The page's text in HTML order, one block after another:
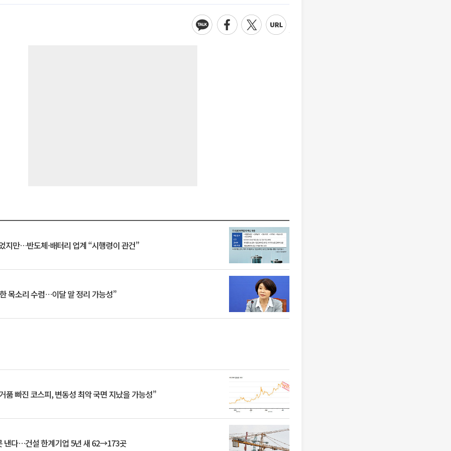
지만…반도체·배터리 업계 “시행령이 관건”
목소리 수렴…이달 말 정리 가능성”
품 빠진 코스피, 변동성 최악 국면 지났을 가능성”
낸다…건설 한계기업 5년 새 62→173곳